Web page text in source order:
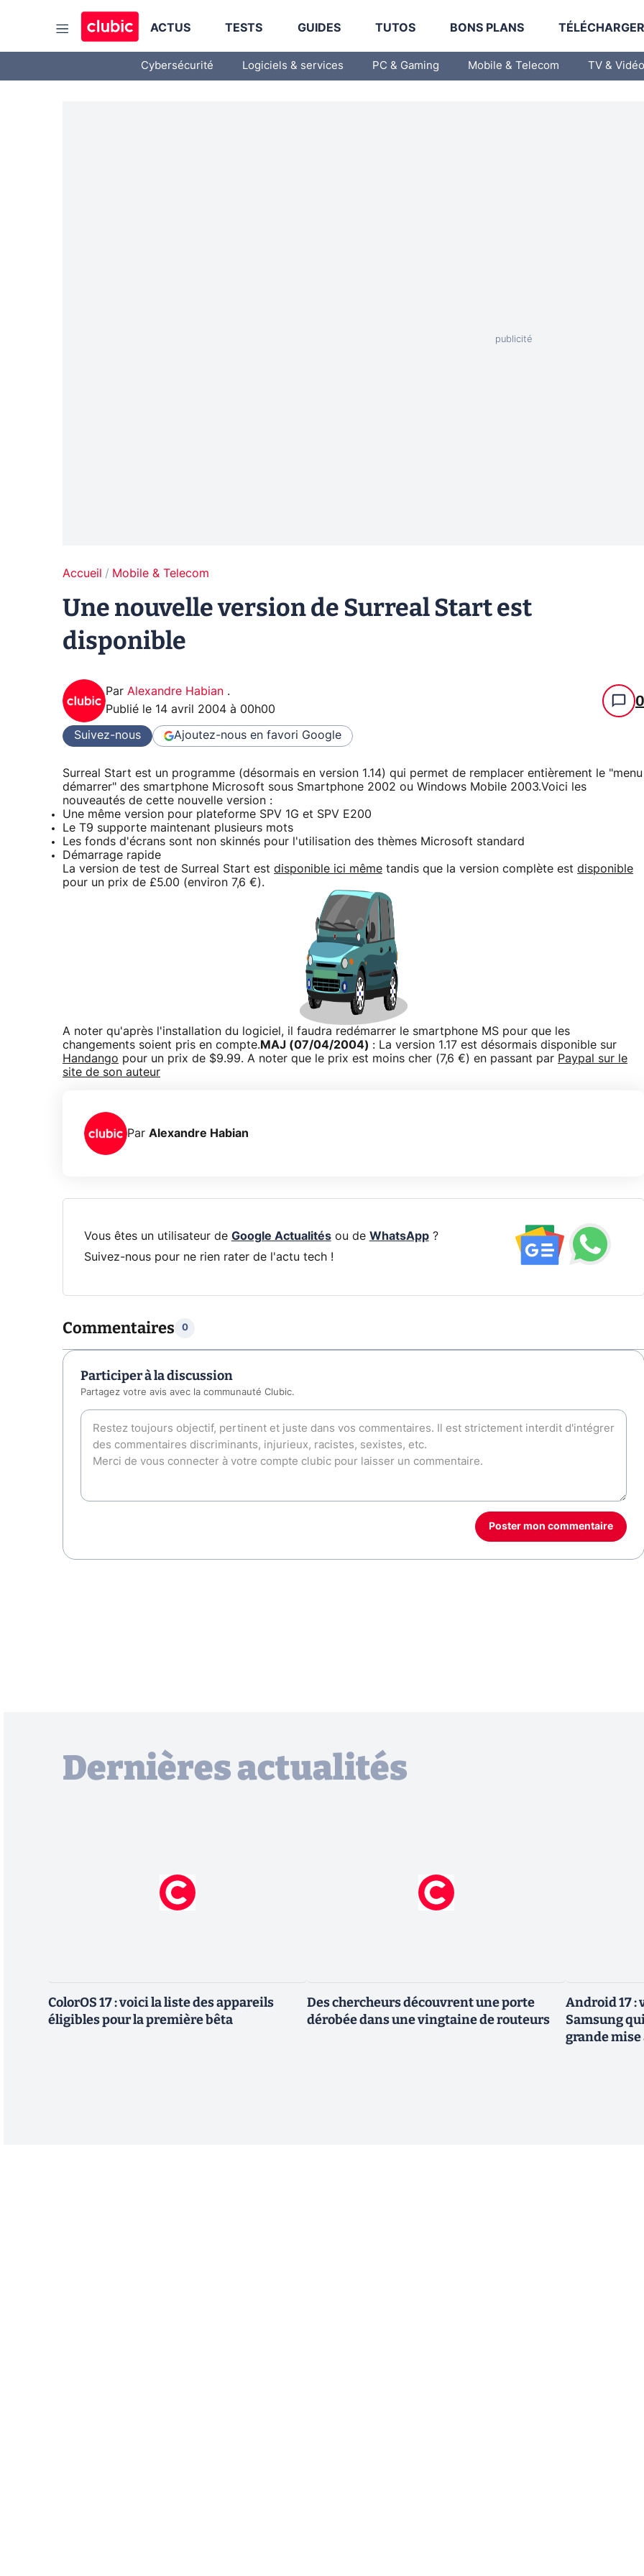
ACTUS TESTS GUIDES TUTOS BONS PLANS
Cybersécurité Logiciels & services PC & Gaming Mobile & Telecom TV & Vidéo
Accueil Mobile & Telecom
Une nouvelle version de Surreal Start est
disponible
Par Alexandre Habian .
Publié le 14 avril 2004 à 00h00 0
Suivez-nous Ajoutez-nous en favori Google
Surreal Start est un programme (désormais en version 1.14) qui permet de remplacer entièrement le "menu
démarrer" des smartphone Microsoft sous Smartphone 2002 ou Windows Mobile 2003.Voici les
nouveautés de cette nouvelle version :
Une même version pour plateforme SPV 1G et SPV E200
Le T9 supporte maintenant plusieurs mots
Les fonds d'écrans sont non skinnés pour l'utilisation des thèmes Microsoft standard
Démarrage rapide
La version de test de Surreal Start est disponible ici même tandis que la version complète est disponible
pour un prix de £5.00 (environ 7,6 €).
A noter qu'après l'installation du logiciel, il faudra redémarrer le smartphone MS pour que les
changements soient pris en compte.MAJ (07/04/2004) : La version 1.17 est désormais disponible sur
Handango pour un prix de $9.99. A noter que le prix est moins cher (7,6 €) en passant par Paypal sur le
site de son auteur
Par Alexandre Habian
Vous êtes un utilisateur de Google Actualitésou de WhatsApp?
Suivez-nous pour ne rien rater de l'actu tech !
Commentaires 0
Participer à la discussion
Partagez votre avis avec la communauté Clubic.
Poster mon commentaire
Dernières actualités
ColorOS 17 : voici la liste des appareils
éligibles pour la première bêta
Des chercheurs découvrent une porte
dérobée dans une vingtaine de routeurs
Android 17 :
Samsung
grande mise